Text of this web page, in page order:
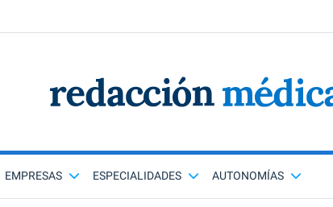
EMPRESAS ESPECIALIDADES AUTONOMÍAS